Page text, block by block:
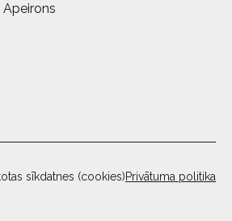
Apeirons
sīkdatnes (cookies)Privātuma politika